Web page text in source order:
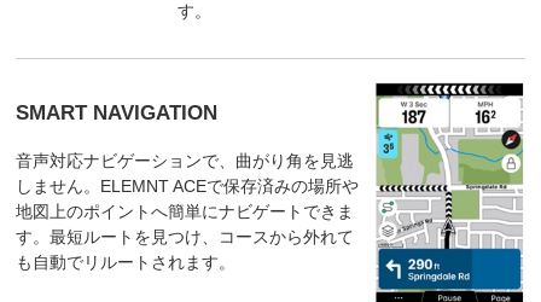
す。
SMART NAVIGATION
音声対応ナビゲーションで、曲がり角を見逃
しません。ELEMNT ACEで保存済みの場所や
地図上のポイントへ簡単にナビゲートできま
す。最短ルートを見つけ、コースから外れて
も自動でリルートされます。